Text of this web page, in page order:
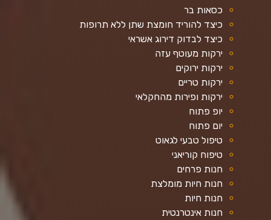
כסאות בר
כיצד להוריד חומצת שתן ללא תרופות
כיצד לבדוק דירוג אשראי
ירקות מעוטף עזה
ירקות ירוקים
ירקות טריים
ירקות ופירות מהחקלאי
יופ פתוח
יום פתוח
טיפול טבעי לגאוט
טיפוח קוריאני
חנות פרחים
חנות חיות מומלצת
חנות חיות
חנות אינטרנטית